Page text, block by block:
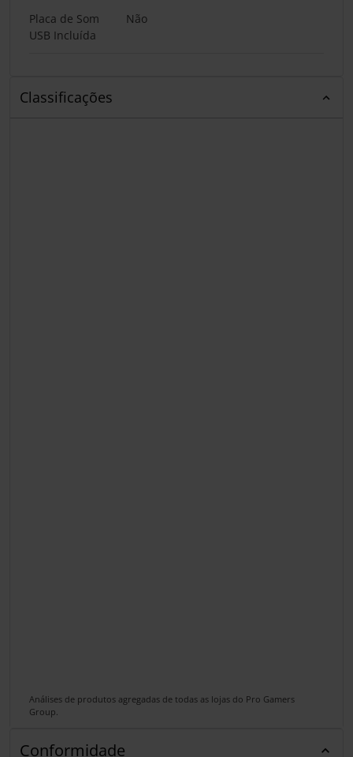
Placa de Som
USB Incluída
Não
Classificações
Análises de produtos agregadas de todas as lojas do Pro Gamers
Group.
Conformidade